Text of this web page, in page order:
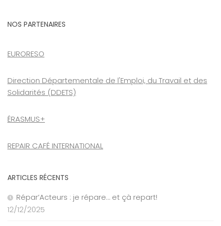
NOS PARTENAIRES
EURORESO
Direction Départementale de l'Emploi, du Travail et des
Solidarités (DDETS)
ÉRASMUS+
REPAIR CAFÉ INTERNATIONAL
ARTICLES RÉCENTS
Répar’Acteurs : je répare… et çà repart!
12/12/2025